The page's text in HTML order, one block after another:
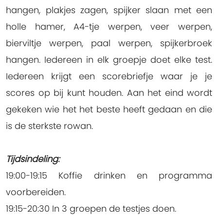
hangen, plakjes zagen, spijker slaan met een
holle hamer, A4-tje werpen, veer werpen,
bierviltje werpen, paal werpen, spijkerbroek
hangen. Iedereen in elk groepje doet elke test.
Iedereen krijgt een scorebriefje waar je je
scores op bij kunt houden. Aan het eind wordt
gekeken wie het het beste heeft gedaan en die
is de sterkste rowan.
Tijdsindeling:
19:00-19:15 Koffie drinken en programma
voorbereiden.
19:15-20:30 In 3 groepen de testjes doen.